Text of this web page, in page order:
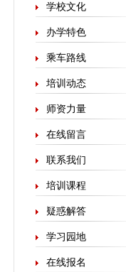
学校文化
办学特色
乘车路线
培训动态
师资力量
在线留言
联系我们
培训课程
疑惑解答
学习园地
在线报名